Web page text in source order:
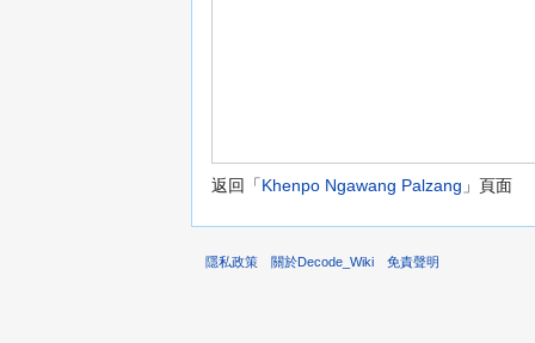
返回「Khenpo Ngawang Palzang 」頁面
隱私政策 關於Decode_Wiki 免責聲明